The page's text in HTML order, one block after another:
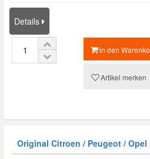
Details
in den
Artikel merken
Original Citroen / Peugeot / Opel